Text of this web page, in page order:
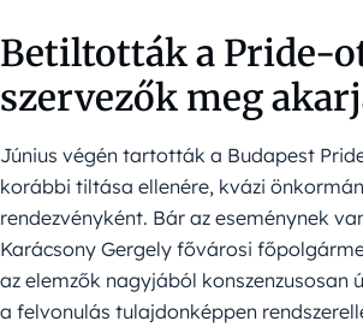
Betiltották a Pride-
szervezők meg
Június végén tartották a Budapest
korábbi tiltása ellenére, kvázi
rendezvényként. Bár az eseménynek
Karácsony Gergely fővárosi
az elemzők nagyjából konszenzusosan
a felvonulás tulajdonképpen